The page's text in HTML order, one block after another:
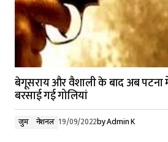
बेगूसराय और वैशाली के बाद अब पटना
बरसाई गई गोलियां
जुर्म नेशनल 19/09/2022byAdmin K